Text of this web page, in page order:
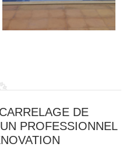
DE
PROFESSIONNEL